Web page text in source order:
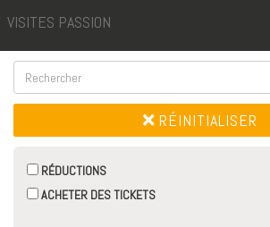
VISITES PASSION
RÉINITIALISER
RÉDUCTIONS
ACHETER DES TICKETS